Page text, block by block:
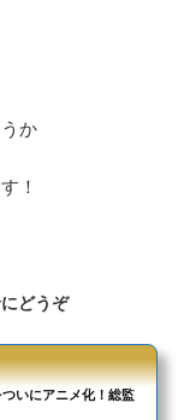
か
！
どうぞ
いにアニメ化！総監